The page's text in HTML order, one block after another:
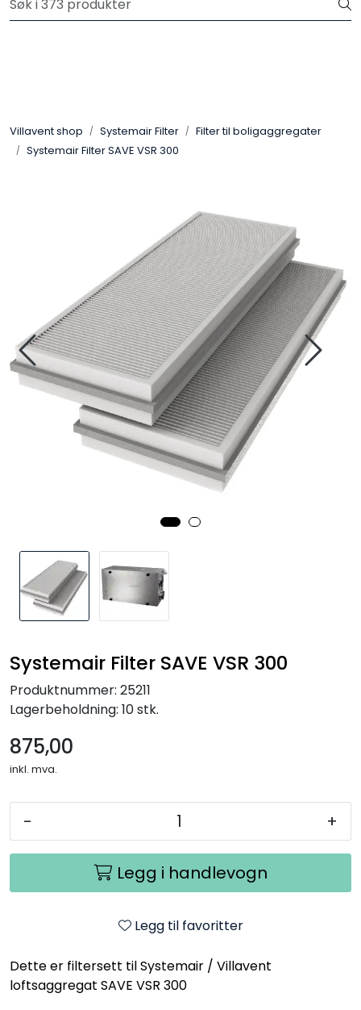
Skip to main content
Gratis frakt på ordrer over 3.000 kr inkl.mva
Villavent shop Systemair Filter
Filter til boligaggregater
Systemair Filter SAVE VSR 300
Systemair Filter SAVE VSR 300
Produktnummer: 25211
Lagerbeholdning: 10 stk.
875,00
inkl. mva.
- +
Legg i handlevogn
Legg til favoritter
Dette er filtersett til Systemair / Villavent
loftsaggregat SAVE VSR 300
Avtrekksvifter
Kanaler og kanaldeler
Sentralstøvsuger